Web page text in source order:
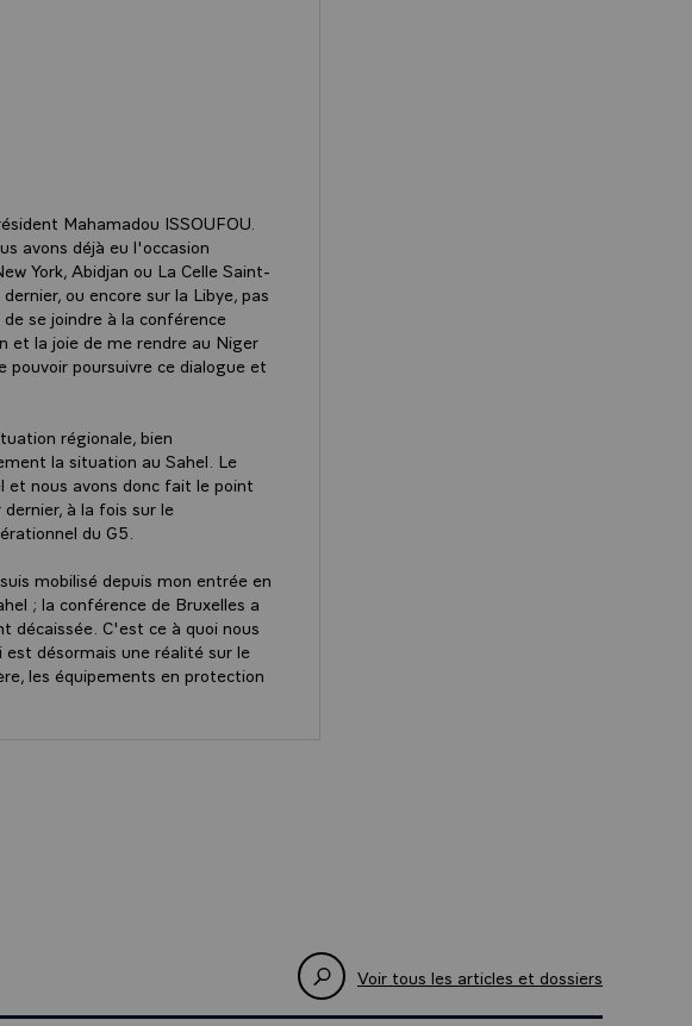
Mahamadou ISSOUFOU.
avons déjà eu l'occasion
York, Abidjan ou La Celle Saint-
ou encore sur la Libye, pas
se joindre à la conférence
et la joie de me rendre au Niger
poursuivre ce dialogue et
régionale, bien
la situation au Sahel. Le
et nous avons donc fait le point
à la fois sur le
du G5.
mobilisé depuis mon entrée en
; la conférence de Bruxelles a
C'est ce à quoi nous
désormais une réalité sur le
les équipements en protection
en livraisons concrètes au
du Président de la République Emmanuel Macron à
Voir tous les articles et dossiers